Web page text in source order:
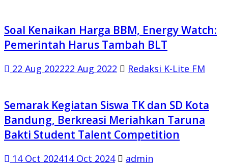
Soal Kenaikan Harga BBM, Energy Watch:
Pemerintah Harus Tambah BLT
22 Aug 202222 Aug 2022 Redaksi K-Lite FM
Semarak Kegiatan Siswa TK dan SD Kota
Bandung, Berkreasi Meriahkan Taruna
Bakti Student Talent Competition
14 Oct 202414 Oct 2024 admin